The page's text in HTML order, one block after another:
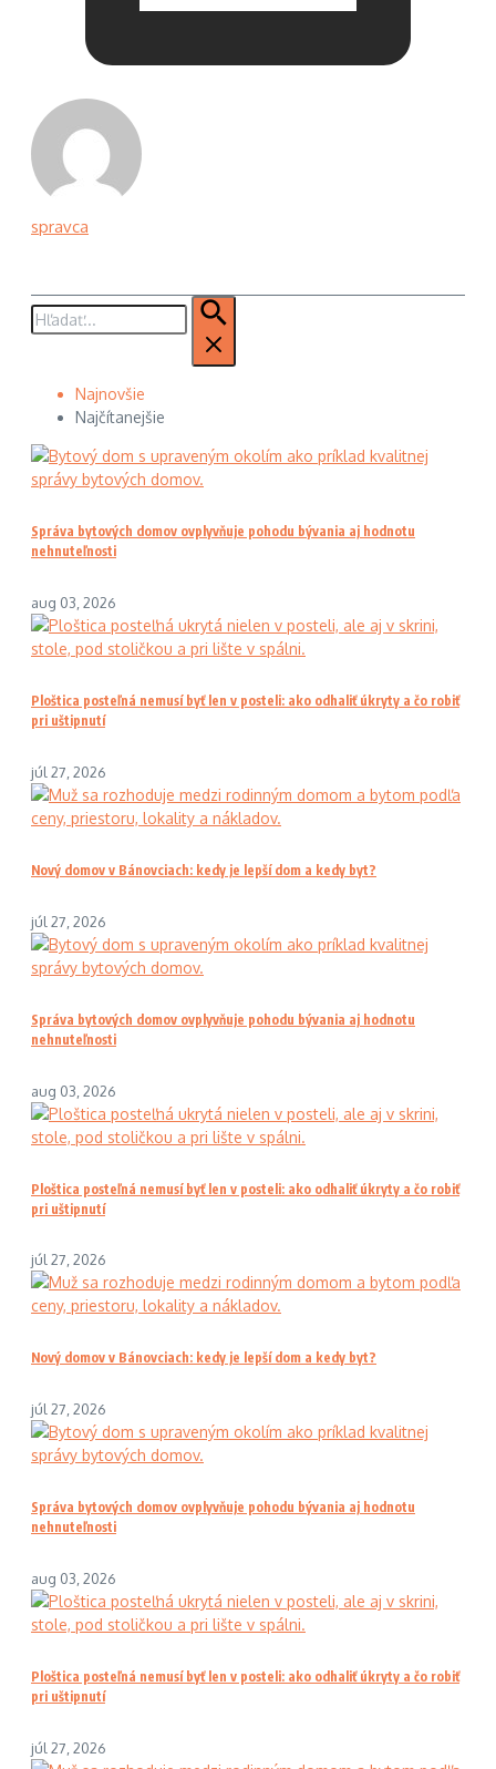
spravca
Hľadať:
Najnovšie
Najčítanejšie
Správa bytových domov ovplyvňuje pohodu bývania aj hodnotu
nehnuteľnosti
aug 03, 2026
Ploštica posteľná nemusí byť len v posteli: ako odhaliť úkryty a čo robiť
pri uštipnutí
júl 27, 2026
Nový domov v Bánovciach: kedy je lepší dom a kedy byt?
júl 27, 2026
Správa bytových domov ovplyvňuje pohodu bývania aj hodnotu
nehnuteľnosti
aug 03, 2026
Ploštica posteľná nemusí byť len v posteli: ako odhaliť úkryty a čo robiť
pri uštipnutí
júl 27, 2026
Nový domov v Bánovciach: kedy je lepší dom a kedy byt?
júl 27, 2026
Správa bytových domov ovplyvňuje pohodu bývania aj hodnotu
nehnuteľnosti
aug 03, 2026
Ploštica posteľná nemusí byť len v posteli: ako odhaliť úkryty a čo robiť
pri uštipnutí
júl 27, 2026